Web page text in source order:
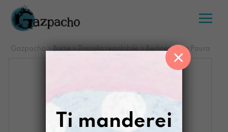
Salta
contenuto
Gazpacho > Borse > Tracolla regolabile > Berlinese Mai Paura
Ti manderei
×